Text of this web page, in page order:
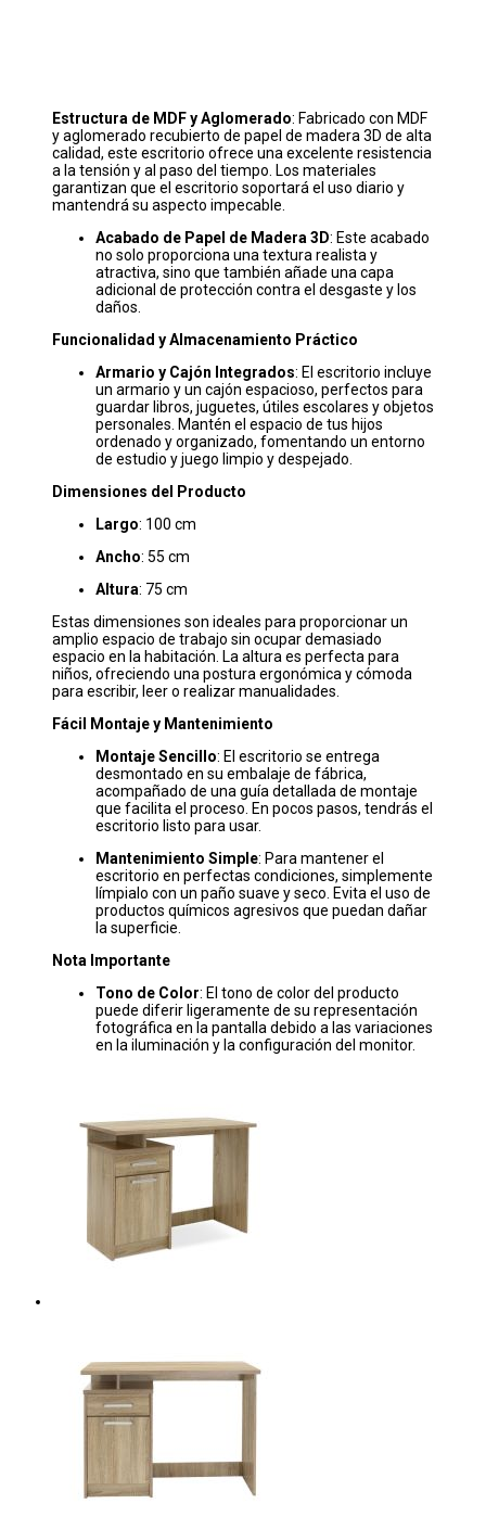
Estructura de MDF y Aglomerado: Fabricado con MDF
y aglomerado recubierto de papel de madera 3D de alta
calidad, este escritorio ofrece una excelente resistencia
a la tensión y al paso del tiempo. Los materiales
garantizan que el escritorio soportará el uso diario y
mantendrá su aspecto impecable.
Acabado de Papel de Madera 3D: Este acabado
no solo proporciona una textura realista y
atractiva, sino que también añade una capa
adicional de protección contra el desgaste y los
daños.
Funcionalidad y Almacenamiento Práctico
Armario y Cajón Integrados: El escritorio incluye
un armario y un cajón espacioso, perfectos para
guardar libros, juguetes, útiles escolares y objetos
personales. Mantén el espacio de tus hijos
ordenado y organizado, fomentando un entorno
de estudio y juego limpio y despejado.
Dimensiones del Producto
Largo: 100 cm
Ancho: 55 cm
Altura: 75 cm
Estas dimensiones son ideales para proporcionar un
amplio espacio de trabajo sin ocupar demasiado
espacio en la habitación. La altura es perfecta para
niños, ofreciendo una postura ergonómica y cómoda
para escribir, leer o realizar manualidades.
Fácil Montaje y Mantenimiento
Montaje Sencillo: El escritorio se entrega
desmontado en su embalaje de fábrica,
acompañado de una guía detallada de montaje
que facilita el proceso. En pocos pasos, tendrás el
escritorio listo para usar.
Mantenimiento Simple: Para mantener el
escritorio en perfectas condiciones, simplemente
límpialo con un paño suave y seco. Evita el uso de
productos químicos agresivos que puedan dañar
la superficie.
Nota Importante
Tono de Color: El tono de color del producto
puede diferir ligeramente de su representación
fotográfica en la pantalla debido a las variaciones
en la iluminación y la configuración del monitor.